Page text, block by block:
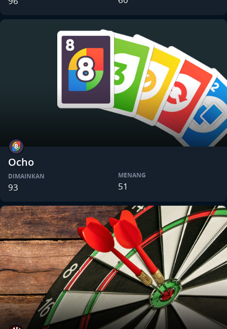
Ocho
DIMAINKAN
93
MENANG
51